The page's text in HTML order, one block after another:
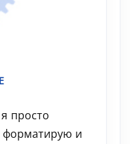
просто
и